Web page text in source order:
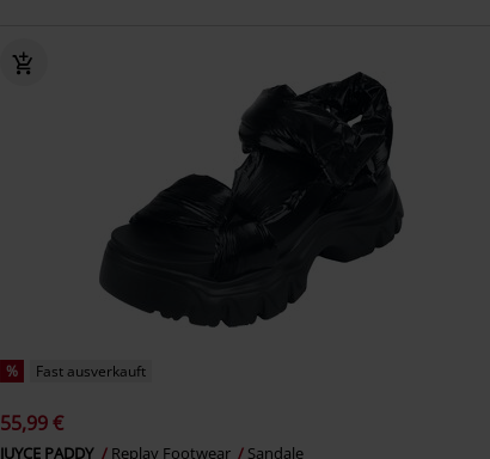
% Fast ausverkauft
55,99 €
JUYCE PADDY Replay Footwear Sandale